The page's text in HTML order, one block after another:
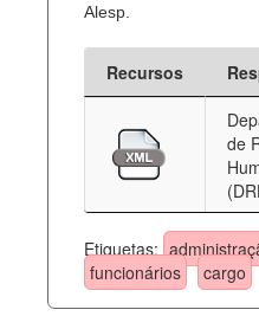
Catálogo de dados
Processo Legislativo
Administração
Legislação
Agenda
Perguntas frequentes
Alesp.
Recursos
de
Etiquetas:
funcionários
cargo